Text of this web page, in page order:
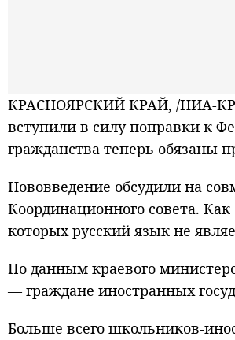
КРАСНОЯРСКИЙ КРАЙ, /НИА-
вступили в силу поправки к
гражданства теперь обязаны
Нововведение обсудили на
Координационного совета.
которых русский язык не
По данным краевого
— граждане иностранных
Больше всего школьников-